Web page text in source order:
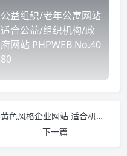
公益组织/老年公寓网站
适合公益/组织机构/政
府网站 PHPWEB No.40
80
黄色风格企业网站 适合机械类和电子类产品展示的企业站 豪华大气带手机版
下一篇